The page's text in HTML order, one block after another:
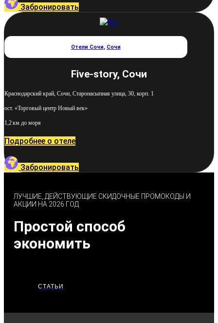
Забронировать
Отели Сочи, Сочи
Five-story, Сочи
Краснодарский край, Сочи, Старонасыпная улица, 30, корп. 1
ост. «Торговый центр Новый век»
1,2 км до моря
Подробнее о отеле
Забронировать
ЛУЧШИЕ, ДЕЙСТВУЮЩИЕ СКИДОЧНЫЕ ПРОМОКОДЫ И
АКЦИИ НА 2026 ГОД
Простой способ
экономить
СТАТЬИ